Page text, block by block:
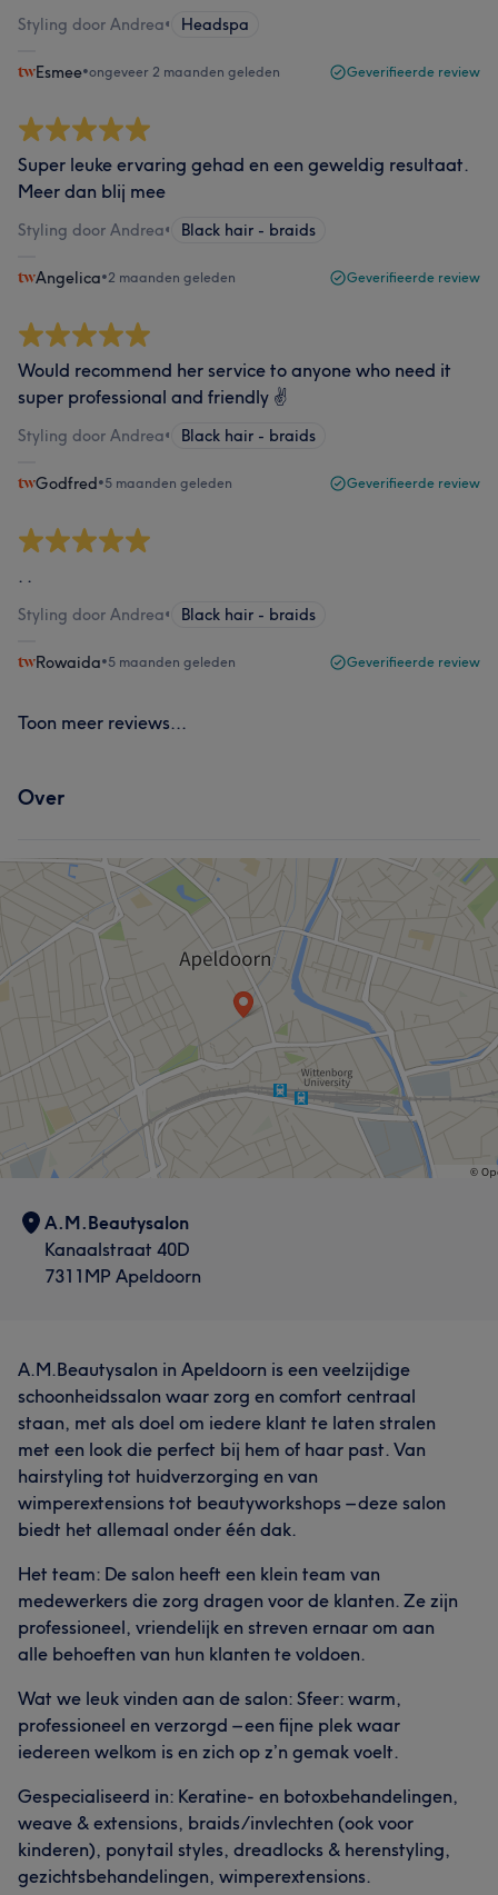
Styling door Andrea• Headspa
Esmee•ongeveer 2 maanden geleden Geverifieerde review
Super leuke ervaring gehad en een geweldig resultaat.
Meer dan blij mee
Styling door Andrea• Black hair - braids
Angelica•2 maanden geleden Geverifieerde review
Would recommend her service to anyone who need it
super professional and friendly ✌️
Styling door Andrea• Black hair - braids
Godfred•5 maanden geleden Geverifieerde review
. .
Styling door Andrea• Black hair - braids
Rowaida•5 maanden geleden Geverifieerde review
Toon meer reviews...
Over
A.M.Beautysalon
Kanaalstraat 40D
7311MP Apeldoorn
A.M.Beautysalon in Apeldoorn is een veelzijdige
schoonheidssalon waar zorg en comfort centraal
staan, met als doel om iedere klant te laten stralen
met een look die perfect bij hem of haar past. Van
hairstyling tot huidverzorging en van
wimperextensions tot beautyworkshops – deze salon
biedt het allemaal onder één dak.
Het team: De salon heeft een klein team van
medewerkers die zorg dragen voor de klanten. Ze zijn
professioneel, vriendelijk en streven ernaar om aan
alle behoeften van hun klanten te voldoen.
Wat we leuk vinden aan de salon: Sfeer: warm,
professioneel en verzorgd – een fijne plek waar
iedereen welkom is en zich op z’n gemak voelt.
Gespecialiseerd in: Keratine- en botoxbehandelingen,
weave & extensions, braids/invlechten (ook voor
kinderen), ponytail styles, dreadlocks & herenstyling,
gezichtsbehandelingen, wimperextensions.